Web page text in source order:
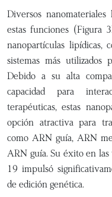
Diversos
estas funciones (Figura
nanopartículas lipídicas,
sistemas más utilizados
Debido a su alta
capacidad para
terapéuticas, estas
opción atractiva para
como ARN guía, ARN
ARN guía. Su éxito en
19 impulsó
de edición genética.